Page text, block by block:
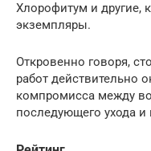
Хлорофитум и другие,
экземпляры.
Откровенно говоря,
работ действительно
компромисса между
последующего ухода